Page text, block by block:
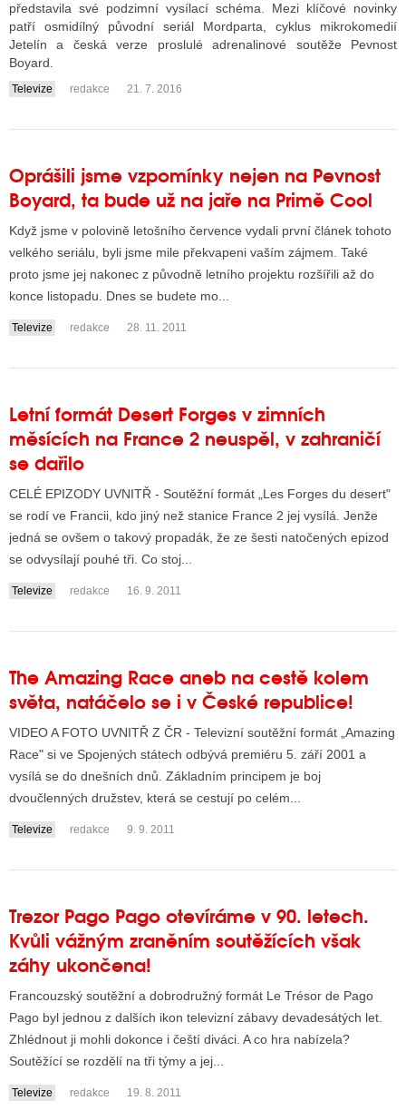
představila své podzimní vysílací schéma. Mezi klíčové novinky
patří osmidílný původní seriál Mordparta, cyklus mikrokomedií
Jetelín a česká verze proslulé adrenalinové soutěže Pevnost
Boyard.
....
Televize redakce 21. 7. 2016
Oprášili jsme vzpomínky nejen na Pevnost
Boyard, ta bude už na jaře na Primě Cool
Když jsme v polovině letošního července vydali první článek tohoto
velkého seriálu, byli jsme mile překvapeni vaším zájmem. Také
proto jsme jej nakonec z původně letního projektu rozšířili až do
konce listopadu. Dnes se budete mo...
Televize redakce 28. 11. 2011
Letní formát Desert Forges v zimních
měsících na France 2 neuspěl, v zahraničí
se dařilo
CELÉ EPIZODY UVNITŘ - Soutěžní formát „Les Forges du desert"
se rodí ve Francii, kdo jiný než stanice France 2 jej vysílá. Jenže
jedná se ovšem o takový propadák, že ze šesti natočených epizod
se odvysílají pouhé tři. Co stoj...
Televize redakce 16. 9. 2011
The Amazing Race aneb na cestě kolem
světa, natáčelo se i v České republice!
VIDEO A FOTO UVNITŘ Z ČR - Televizní soutěžní formát „Amazing
Race" si ve Spojených státech odbývá premiéru 5. září 2001 a
vysílá se do dnešních dnů. Základním principem je boj
dvoučlenných družstev, která se cestují po celém...
Televize redakce 9. 9. 2011
Trezor Pago Pago otevíráme v 90. letech.
Kvůli vážným zraněním soutěžících však
záhy ukončena!
Francouzský soutěžní a dobrodružný formát Le Trésor de Pago
Pago byl jednou z dalších ikon televizní zábavy devadesátých let.
Zhlédnout ji mohli dokonce i čeští diváci. A co hra nabízela?
Soutěžící se rozdělí na tři týmy a jej...
Televize redakce 19. 8. 2011